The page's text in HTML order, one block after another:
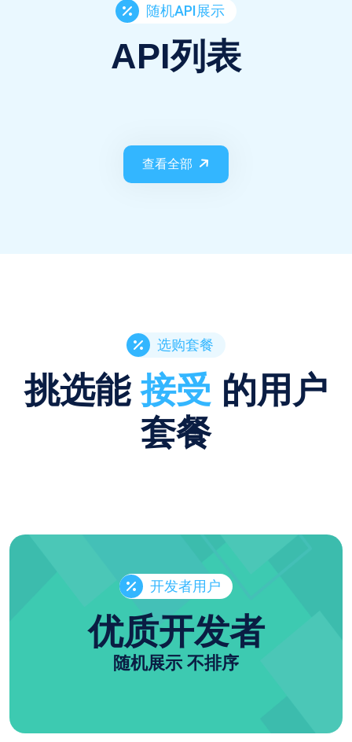
随机API展示
API列表
查看全部
选购套餐
挑选能接受 的用户
套餐
开发者用户
优质开发者
随机展示 不排序